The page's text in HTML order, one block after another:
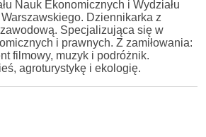
Nauk Ekonomicznych i Wydziału
Dziennikarka z
Specjalizująca się w
i prawnych. Z zamiłowania:
filmowy, muzyk i podróżnik.
agroturystykę i ekologię.